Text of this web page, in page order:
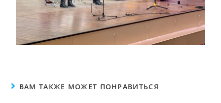
ВАМ ТАКЖЕ МОЖЕТ ПОНРАВИТЬСЯ